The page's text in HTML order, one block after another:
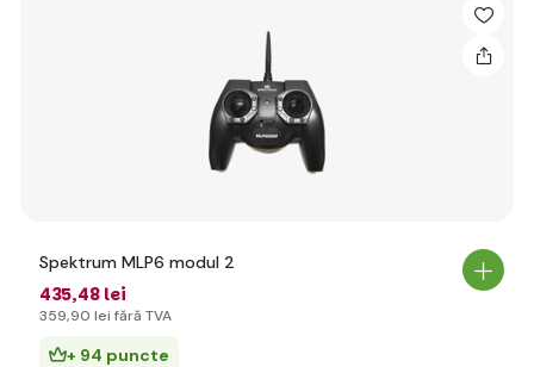
Spektrum MLP6 modul 2
435,48 lei
359,90 lei fără TVA
+ 94 puncte